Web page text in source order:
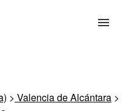
> Valencia de Alcántara >